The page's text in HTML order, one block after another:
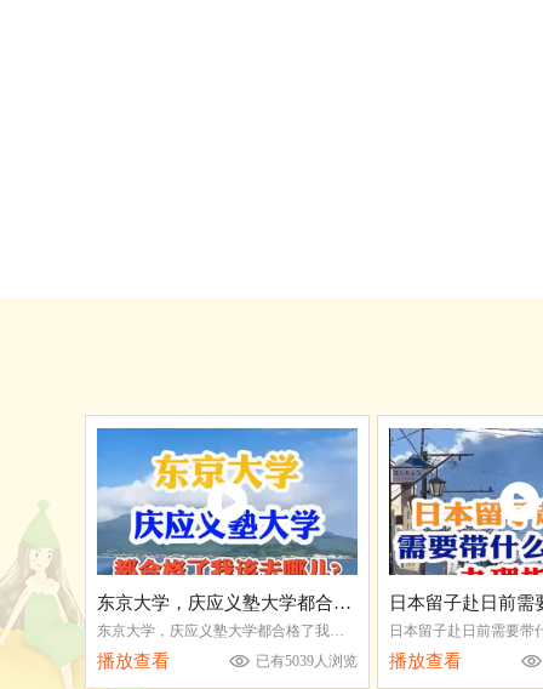
东京大学，庆应义塾大学都合格了我该去哪儿
东京大学，庆应义塾大学都合格了我该去哪儿
播放查看 已有5039人浏览 播放查看